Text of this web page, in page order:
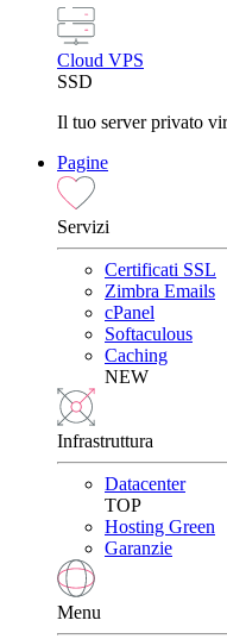
Cloud VPS
SSD
Il tuo server privato
Pagine
Servizi
Certificati SSL
Zimbra Emails
cPanel
Softaculous
Caching
NEW
Infrastruttura
Datacenter
TOP
Hosting Green
Garanzie
Menu